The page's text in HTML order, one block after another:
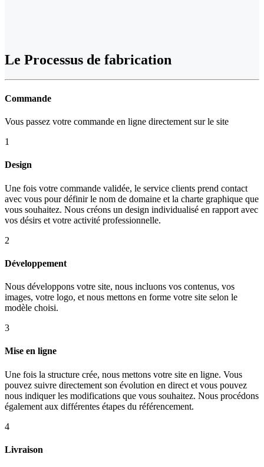
Le Processus de fabrication
Commande
Vous passez votre commande en ligne directement sur le site
1
Design
Une fois votre commande validée, le service clients prend contact
avec vous pour définir le nom de domaine et la charte graphique que
vous souhaitez. Nous créons un design individualisé en rapport avec
vos désirs et votre activité professionnelle.
2
Développement
Nous développons votre site, nous incluons vos contenus, vos
images, votre logo, et nous mettons en forme votre site selon le
modèle choisi.
3
Mise en ligne
Une fois la structure crée, nous mettons votre site en ligne. Vous
pouvez suivre directement son évolution en direct et vous pouvez
nous indiquer les modifications que vous souhaitez. Nous procédons
également aux différentes étapes du référencement.
4
Livraison